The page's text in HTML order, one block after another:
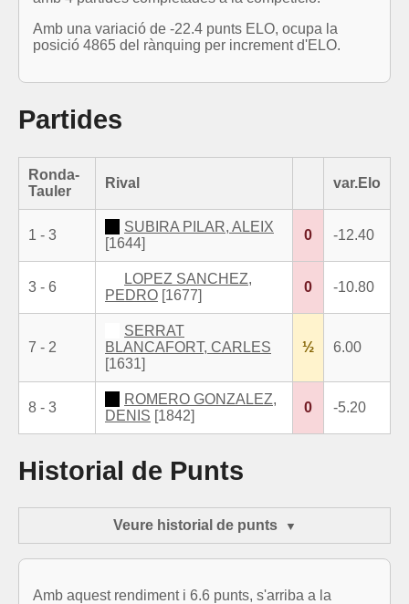
Amb una variació de -22.4 punts ELO, ocupa la
posició 4865 del rànquing per increment d'ELO.
Partides
Ronda-
Tauler
Rival var.Elo
1 - 3
SUBIRA PILAR, ALEIX
[1644]
0 -12.40
3 - 6
LOPEZ SANCHEZ,
PEDRO [1677]
0 -10.80
7 - 2
SERRAT
BLANCAFORT, CARLES
[1631]
½ 6.00
8 - 3
ROMERO GONZALEZ,
DENIS [1842]
0 -5.20
Historial de Punts
Veure historial de punts
Amb aquest rendiment i 6.6 punts, s'arriba a la